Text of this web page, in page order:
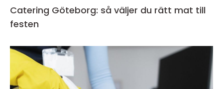
Catering Göteborg: så väljer du rätt mat till
festen